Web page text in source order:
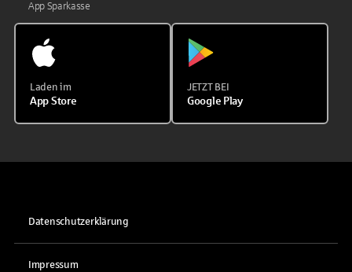
App Sparkasse
Laden im
App Store
JETZT BEI
Google Play
Datenschutzerklärung
Impressum